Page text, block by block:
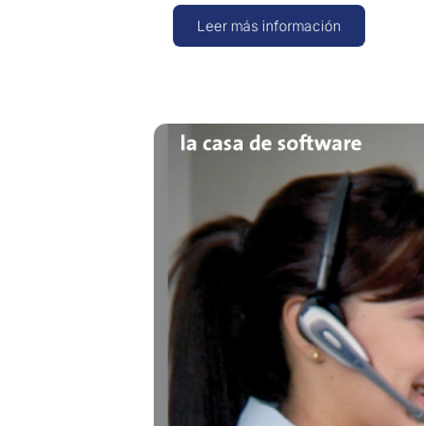
Leer más información